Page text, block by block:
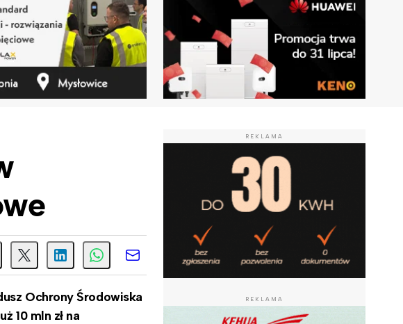
Ochrony Środowiska
10 mln zł na
REKLAMA
REKLAMA